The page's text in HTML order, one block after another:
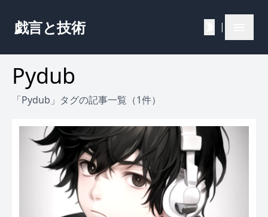
戯言と技術 |
Pydub
「Pydub」タグの記事一覧（1件）